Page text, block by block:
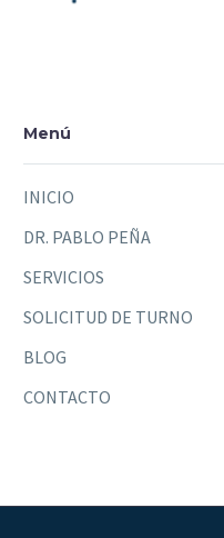
Menú
INICIO
DR. PABLO PEÑA
SERVICIOS
SOLICITUD DE TURNO
BLOG
CONTACTO